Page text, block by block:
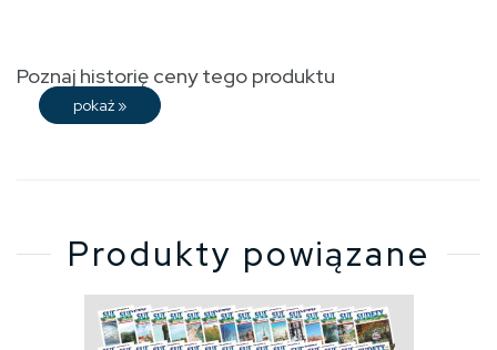
Poznaj historię ceny tego produktu
pokaż »
Produkty powiązane